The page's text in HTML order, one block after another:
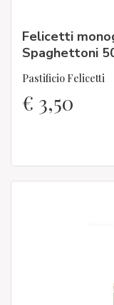
Felicetti
Spaghettoni
Pastificio Felicetti
€ 3,50